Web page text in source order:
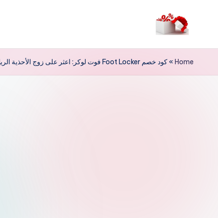
م
ر
Home
»كود خصم Foot Locker فوت لوكر: اعثر على زوج الأحذية الرياضية المفضل لديك بسعر أقل